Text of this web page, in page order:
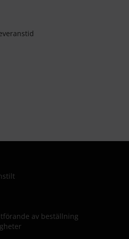
av beställning